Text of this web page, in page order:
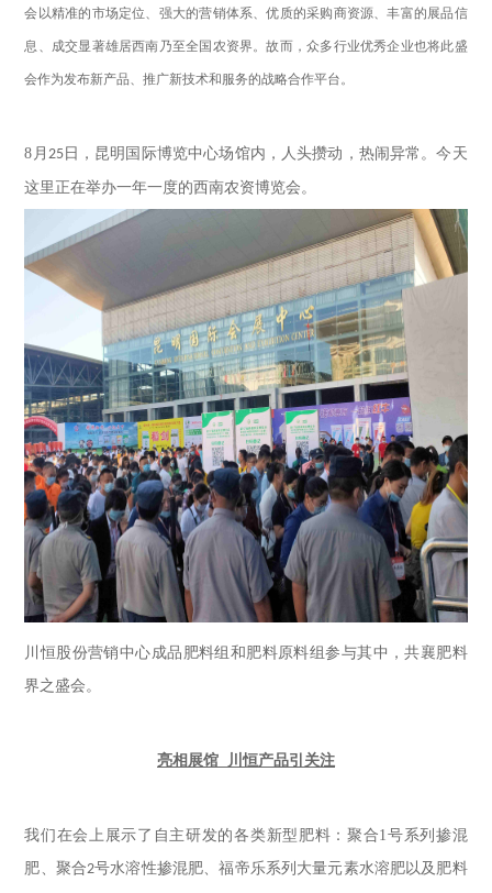
会以精准的市场定位、强大的营销体系、优质的采购商资源、丰富的展品信
息、成交显著雄居西南乃至全国农资界。故而，众多行业优秀企业也将此盛
会作为发布新产品、推广新技术和服务的战略合作平台。
8 月 25日，昆明国际博览中心场馆内，人头攒动，热闹异常。今天
这里正在举办一年一度的西南农资博览会。
川恒股份营销中心成品肥料组和肥料原料组参与其中，共襄肥料
界之盛会。
亮相展馆 川恒产品引关注
我们在会上展示了自主研发的各类新型肥料：聚合1号系列掺混
肥、聚合2号水溶性掺混肥、福帝乐系列大量元素水溶肥以及肥料